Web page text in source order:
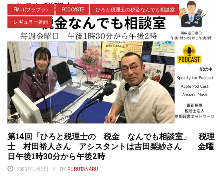
FM++(プラプラ） POD CASTS
ひろと税理士の税金なんでも相談室
レギュラー番組
第14回「ひろと税理士の 税金 なんでも相談室」 税理
士 村田裕人さん アシスタントは吉田梨紗さん 金曜
日午後1時30分から午後2時
2025年1月2日 BY FURUTANARU